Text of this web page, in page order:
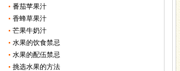
番茄苹果汁
香蜂草果汁
芒果牛奶汁
水果的饮食禁忌
水果的配伍禁忌
挑选水果的方法